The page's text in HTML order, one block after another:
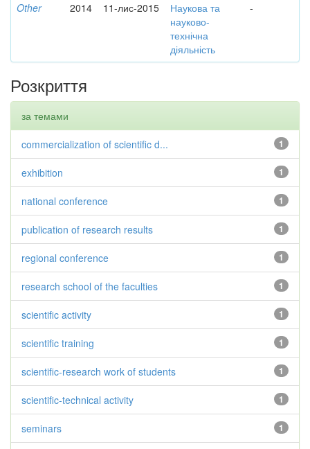
Other 2014 11-лис-2015
Наукова та
науково-
технічна
діяльність
-
Розкриття
за темами
1
commercialization of scientific d...
1
exhibition
1
national conference
1
publication of research results
1
regional conference
1
research school of the faculties
1
scientific activity
1
scientific training
1
scientific-research work of students
1
scientific-technical activity
1
seminars